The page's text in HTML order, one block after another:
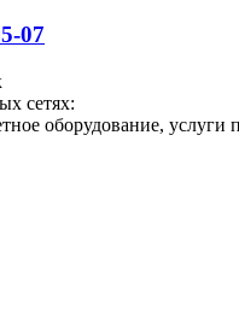
07
сетях:
оборудование, услуги